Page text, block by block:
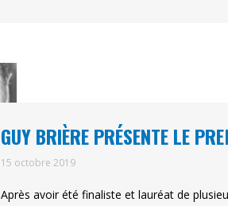
GUY BRIÈRE PRÉSENTE LE
15 octobre 2019
Après avoir été finaliste et lauréat de